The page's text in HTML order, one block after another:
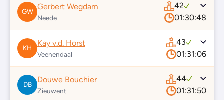
GW
Gerbert Wegdam
Neede
42
01:30:48
KH
Kay v.d. Horst
Veenendaal
43
01:31:06
DB
Douwe Bouchier
Zieuwent
44
01:31:50